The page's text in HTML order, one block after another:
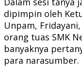
dipimpin oleh
Unpam,
orang tuas SMK
banyaknya
para narasumber.